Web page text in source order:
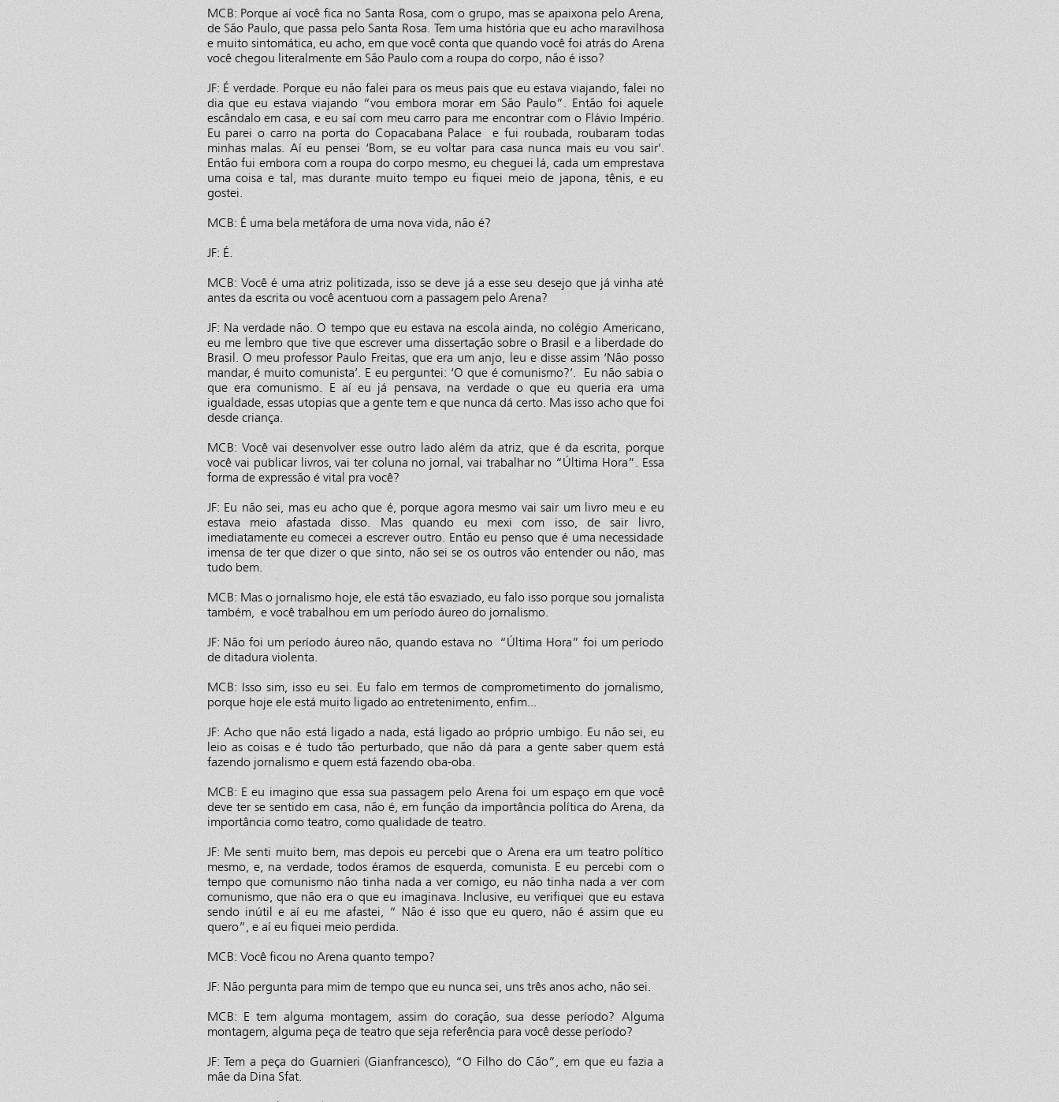
MCB: Porque aí você fica no Santa Rosa, com o grupo, mas se apaixona pelo Arena,
de São Paulo, que passa pelo Santa Rosa. Tem uma história que eu acho maravilhosa
e muito sintomática, eu acho, em que você conta que quando você foi atrás do Arena
você chegou literalmente em São Paulo com a roupa do corpo, não é isso?
JF: É verdade. Porque eu não falei para os meus pais que eu estava viajando, falei no
dia que eu estava viajando “vou embora morar em São Paulo”. Então foi aquele
escândalo em casa, e eu saí com meu carro para me encontrar com o Flávio Império.
Eu parei o carro na porta do Copacabana Palace e fui roubada, roubaram todas
minhas malas. Aí eu pensei ‘Bom, se eu voltar para casa nunca mais eu vou sair’.
Então fui embora com a roupa do corpo mesmo, eu cheguei lá, cada um emprestava
uma coisa e tal, mas durante muito tempo eu fiquei meio de japona, tênis, e eu
gostei.
MCB: É uma bela metáfora de uma nova vida, não é?
JF: É.
MCB: Você é uma atriz politizada, isso se deve já a esse seu desejo que já vinha até
antes da escrita ou você acentuou com a passagem pelo Arena?
JF: Na verdade não. O tempo que eu estava na escola ainda, no colégio Americano,
eu me lembro que tive que escrever uma dissertação sobre o Brasil e a liberdade do
Brasil. O meu professor Paulo Freitas, que era um anjo, leu e disse assim ‘Não posso
mandar, é muito comunista’. E eu perguntei: ‘O que é comunismo?’. Eu não sabia o
que era comunismo. E aí eu já pensava, na verdade o que eu queria era uma
igualdade, essas utopias que a gente tem e que nunca dá certo. Mas isso acho que foi
desde criança.
MCB: Você vai desenvolver esse outro lado além da atriz, que é da escrita, porque
você vai publicar livros, vai ter coluna no jornal, vai trabalhar no “Última Hora”. Essa
forma de expressão é vital pra você?
JF: Eu não sei, mas eu acho que é, porque agora mesmo vai sair um livro meu e eu
estava meio afastada disso. Mas quando eu mexi com isso, de sair livro,
imediatamente eu comecei a escrever outro. Então eu penso que é uma necessidade
imensa de ter que dizer o que sinto, não sei se os outros vão entender ou não, mas
tudo bem.
MCB: Mas o jornalismo hoje, ele está tão esvaziado, eu falo isso porque sou jornalista
também, e você trabalhou em um período áureo do jornalismo.
JF: Não foi um período áureo não, quando estava no “Última Hora” foi um período
de ditadura violenta.
MCB: Isso sim, isso eu sei. Eu falo em termos de comprometimento do jornalismo,
porque hoje ele está muito ligado ao entretenimento, enfim...
JF: Acho que não está ligado a nada, está ligado ao próprio umbigo. Eu não sei, eu
leio as coisas e é tudo tão perturbado, que não dá para a gente saber quem está
fazendo jornalismo e quem está fazendo oba-oba.
MCB: E eu imagino que essa sua passagem pelo Arena foi um espaço em que você
deve ter se sentido em casa, não é, em função da importância política do Arena, da
importância como teatro, como qualidade de teatro.
JF: Me senti muito bem, mas depois eu percebi que o Arena era um teatro político
mesmo, e, na verdade, todos éramos de esquerda, comunista. E eu percebi com o
tempo que comunismo não tinha nada a ver comigo, eu não tinha nada a ver com
comunismo, que não era o que eu imaginava. Inclusive, eu verifiquei que eu estava
sendo inútil e aí eu me afastei, “ Não é isso que eu quero, não é assim que eu
quero”, e aí eu fiquei meio perdida.
MCB: Você ficou no Arena quanto tempo?
JF: Não pergunta para mim de tempo que eu nunca sei, uns três anos acho, não sei.
MCB: E tem alguma montagem, assim do coração, sua desse período? Alguma
montagem, alguma peça de teatro que seja referência para você desse período?
JF: Tem a peça do Guarnieri (Gianfrancesco), “O Filho do Cão”, em que eu fazia a
mãe da Dina Sfat.